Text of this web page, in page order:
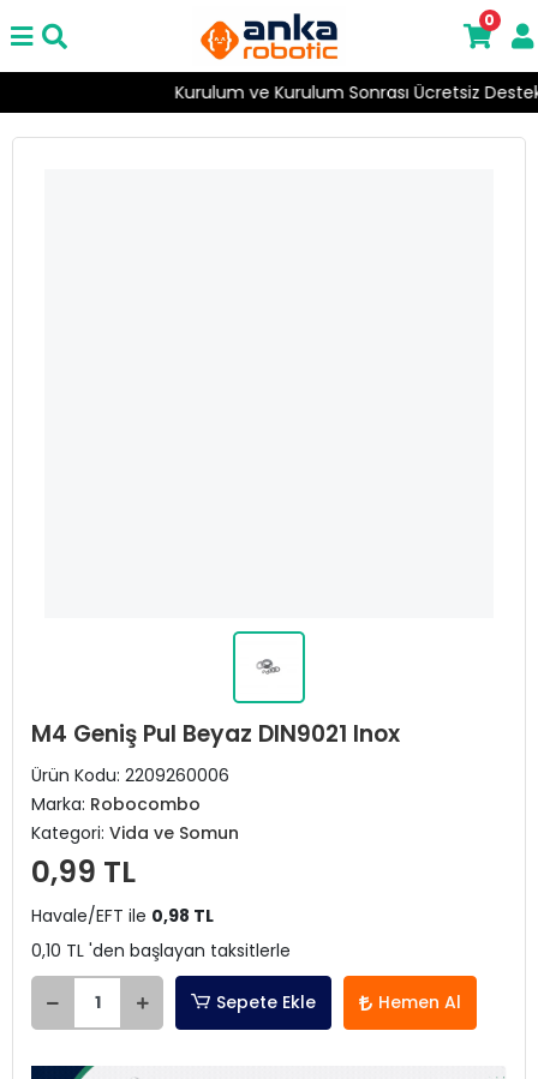
Kurulum ve Kurulum Sonrası Ücretsiz Destek
0
M4 Geniş Pul Beyaz DIN9021 Inox
Ürün Kodu: 2209260006
Marka: Robocombo
Kategori: Vida ve Somun
0,99 TL
Havale/EFT ile 0,98 TL
0,10 TL 'den başlayan taksitlerle
Sepete Ekle Hemen Al